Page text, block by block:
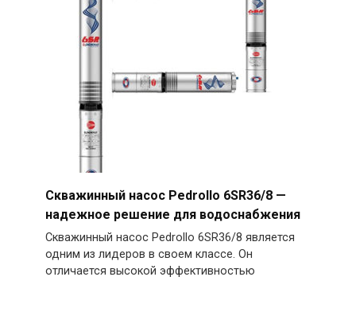
Скважинный насос Pedrollo 6SR36/8 —
надежное решение для водоснабжения
Скважинный насос Pedrollo 6SR36/8 является
одним из лидеров в своем классе. Он
отличается высокой эффективностью